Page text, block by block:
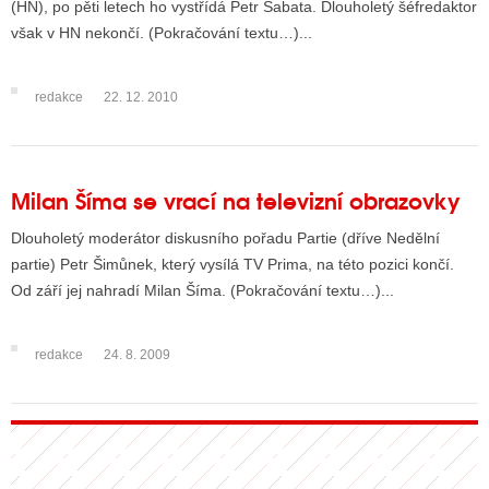
INTERNET
STRÁNKY TV
TISK
(HN), po pěti letech ho vystřídá Petr Šabata. Dlouholetý šéfredaktor
však v HN nekončí. (Pokračování textu…)...
redakce 22. 12. 2010
Milan Šíma se vrací na televizní obrazovky
Dlouholetý moderátor diskusního pořadu Partie (dříve Nedělní
partie) Petr Šimůnek, který vysílá TV Prima, na této pozici končí.
Od září jej nahradí Milan Šíma. (Pokračování textu…)...
redakce 24. 8. 2009